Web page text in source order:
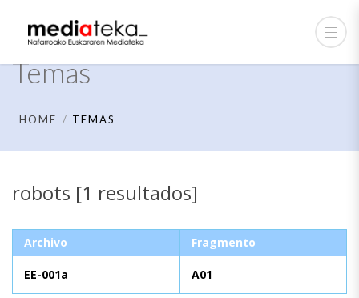
Temas
HOME TEMAS
robots [1 resultados]
Archivo Fragmento
EE-001a A01